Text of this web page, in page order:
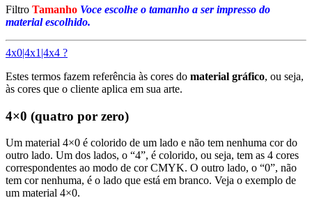
Filtro Tamanho Voce escolhe o tamanho a ser impresso do
material escolhido.
4x0|4x1|4x4 ?
Estes termos fazem referência às cores do material gráfico, ou seja,
às cores que o cliente aplica em sua arte.
4×0 (quatro por zero)
Um material 4×0 é colorido de um lado e não tem nenhuma cor do
outro lado. Um dos lados, o “4”, é colorido, ou seja, tem as 4 cores
correspondentes ao modo de cor CMYK. O outro lado, o “0”, não
tem cor nenhuma, é o lado que está em branco. Veja o exemplo de
um material 4×0.